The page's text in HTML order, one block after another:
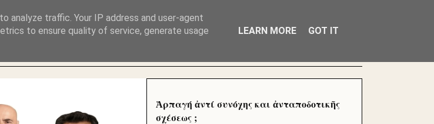
Ἁρπαγή ἀντί συνόχης και ἀνταποδοτικῆς
σχέσεως ;
analyze traffic. Your IP address and user-agent
to ensure quality of service, generate usage
LEARN MORE GOT IT